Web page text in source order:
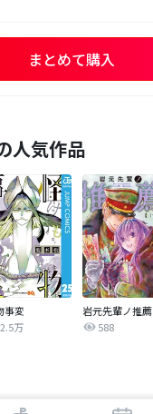
まとめて購入
人気作品
事変
2.5万
岩元先輩ノ推薦
588